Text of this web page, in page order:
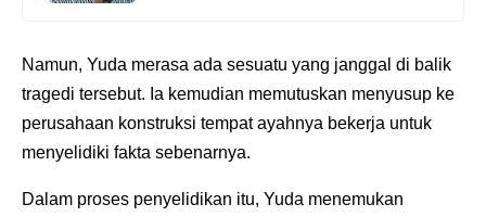
Namun, Yuda merasa ada sesuatu yang janggal di balik
tragedi tersebut. Ia kemudian memutuskan menyusup ke
perusahaan konstruksi tempat ayahnya bekerja untuk
menyelidiki fakta sebenarnya.
Dalam proses penyelidikan itu, Yuda menemukan